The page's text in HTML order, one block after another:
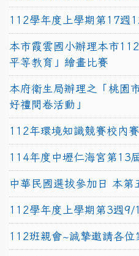
112學年度上學期第17週
本市霞雲國小辦理本市
平等教育」繪畫比賽
本府衛生局辦理之「桃園
好禮問卷活動」
112年環境知識競賽校內
114年度中壢仁海宮第13
中華民國選拔參加日 本第
112學年度上學期第3週9/
112班親會~誠摯邀請各位